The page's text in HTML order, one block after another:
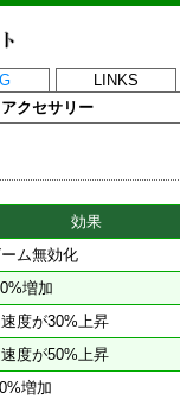
LINKS
アクセサリー
効果
ム無効化
増加
度が30%上昇
度が50%上昇
増加